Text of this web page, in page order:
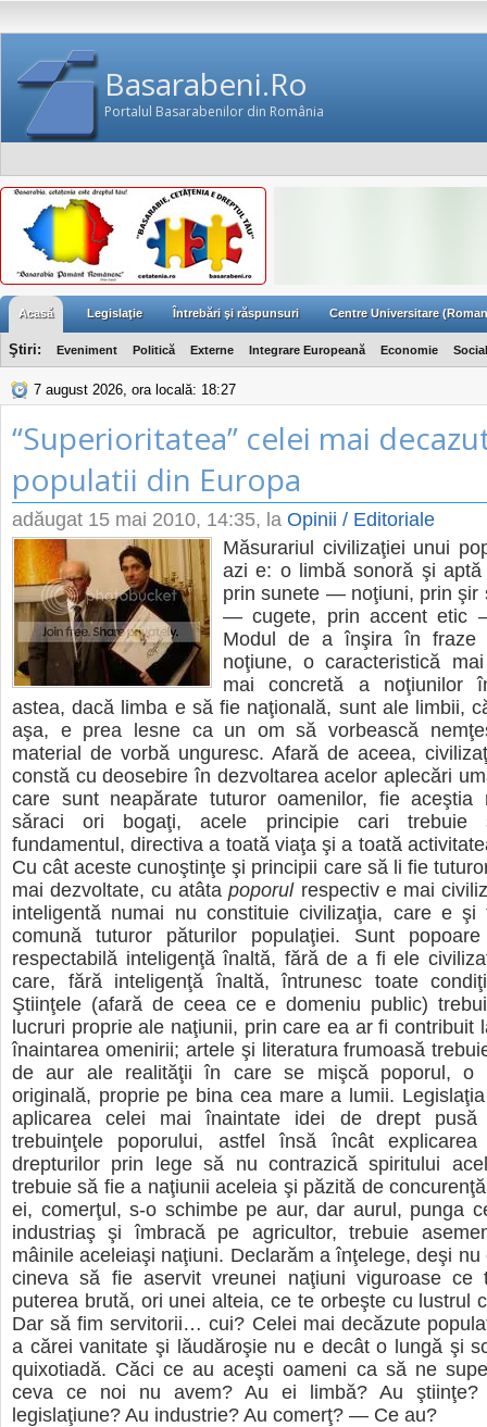
Basarabeni.Ro
Portalul Basarabenilor din România
Acasă Legislaţie Întrebări şi răspunsuri Centre Universitare
Ştiri: Eveniment Politică Externe Integrare Europeană Economie Social
7 august 2026, ora locală: 18:27
“Superioritatea” celei mai
populatii din Europa
adăugat 15 mai 2010, 14:35, la Opinii / Editoriale
Măsurariul civilizaţiei unui
azi e: o limbă sonoră şi
prin sunete — noţiuni, prin şir
— cugete, prin accent etic
Modul de a înşira în fraze
noţiune, o caracteristică
mai concretă a noţiunilor
astea, dacă limba e să fie naţională, sunt ale limbii,
aşa, e prea lesne ca un om să vorbească
material de vorbă unguresc. Afară de aceea,
constă cu deosebire în dezvoltarea acelor aplecări
care sunt neapărate tuturor oamenilor, fie aceştia
săraci ori bogaţi, acele principie cari trebuie
fundamentul, directiva a toată viaţa şi a toată
Cu cât aceste cunoştinţe şi principii care să li fie
mai dezvoltate, cu atâtapoporul respectiv e mai
inteligentă numai nu constituie civilizaţia, care e şi
comună tuturor păturilor populaţiei. Sunt
respectabilă inteligenţă înaltă, fără de a fi ele
care, fără inteligenţă înaltă, întrunesc toate
Ştiinţele (afară de ceea ce e domeniu public)
lucruri proprie ale naţiunii, prin care ea ar fi contribuit
înaintarea omenirii; artele şi literatura frumoasă
de aur ale realităţii în care se mişcă poporul, o
originală, proprie pe bina cea mare a lumii.
aplicarea celei mai înaintate idei de drept
trebuinţele poporului, astfel însă încât
drepturilor prin lege să nu contrazică spiritului
trebuie să fie a naţiunii aceleia şi păzită de
ei, comerţul, s-o schimbe pe aur, dar aurul, punga
industriaş şi îmbracă pe agricultor, trebuie
mâinile aceleiaşi naţiuni. Declarăm a înţelege, deşi nu
cineva să fie aservit vreunei naţiuni viguroase ce
puterea brută, ori unei alteia, ce te orbeşte cu lustrul
Dar să fim servitorii… cui? Celei mai decăzute
a cărei vanitate şi lăudăroşie nu e decât o lungă şi
quixotiadă. Căci ce au aceşti oameni ca să ne
ceva ce noi nu avem? Au ei limbă? Au ştiinţe?
legislaţiune? Au industrie? Au comerţ? — Ce au?